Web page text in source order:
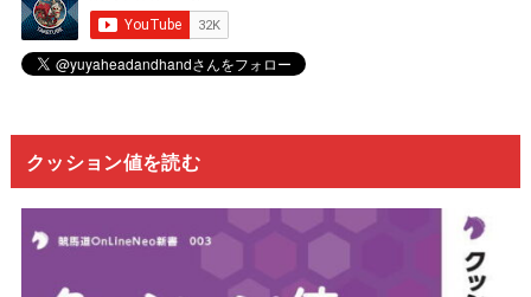
クッション値を読む